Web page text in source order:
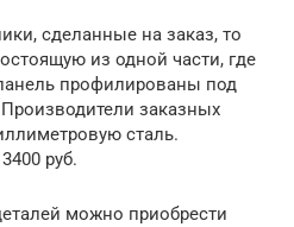
сделанные на заказ, то
из одной части, где
профилированы под
заказных
сталь.
руб.
можно приобрести